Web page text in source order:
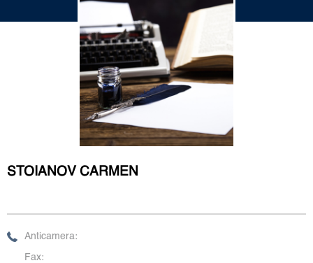
STOIANOV CARMEN
Anticamera:
Fax: